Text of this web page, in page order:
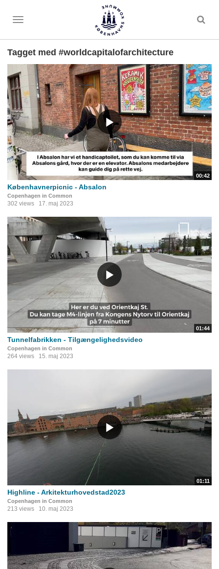
Toggle
Tagget med #worldcapitalofarchitecture
00:42
Københavnerpicnic - Absalon
Copenhagen in Common
302 views 17. maj 2023
01:44
Tunnelfabrikken - Tilgængelighedsvideo
Copenhagen in Common
264 views 15. maj 2023
01:11
Highline - Arkitekturhovedstad2023
Copenhagen in Common
213 views 10. maj 2023